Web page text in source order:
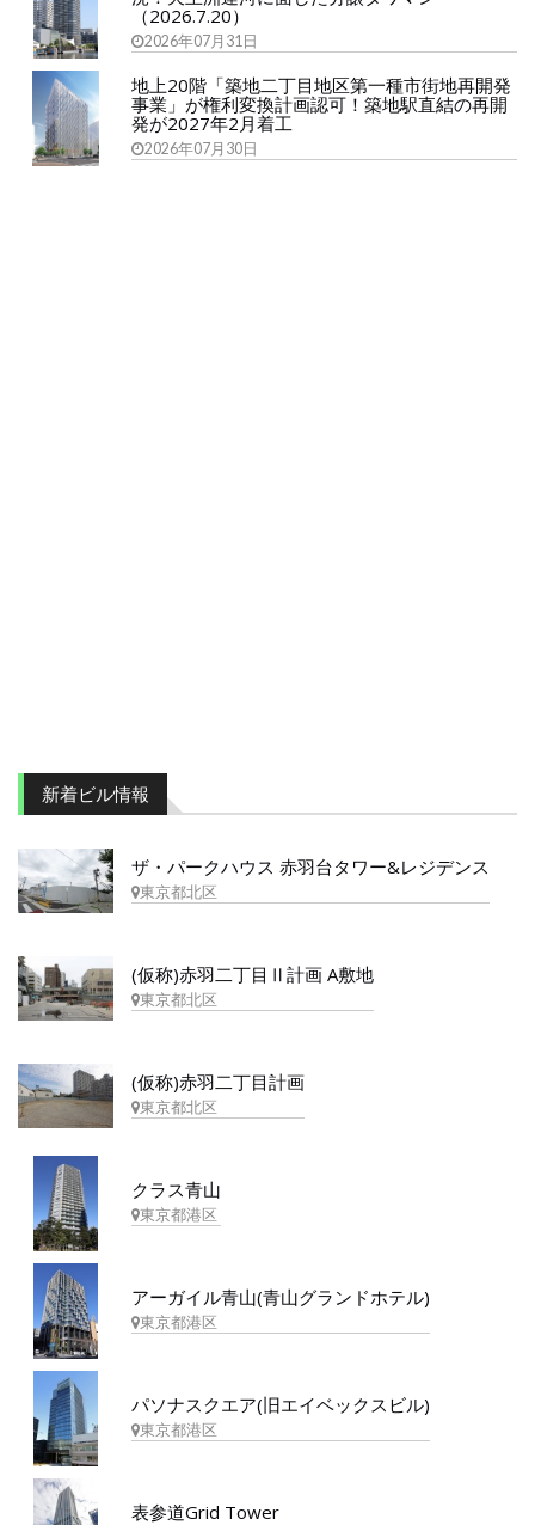
（2026.7.20）
2026年07月31日
地上20階「築地二丁目地区第一種市街地再開発
事業」が権利変換計画認可！築地駅直結の再開
発が2027年2月着工
2026年07月30日
新着ビル情報
ザ・パークハウス 赤羽台タワー&レジデンス
東京都北区
(仮称)赤羽二丁目Ⅱ計画 A敷地
東京都北区
(仮称)赤羽二丁目計画
東京都北区
クラス青山
東京都港区
アーガイル青山(青山グランドホテル)
東京都港区
パソナスクエア(旧エイベックスビル)
東京都港区
表参道Grid Tower